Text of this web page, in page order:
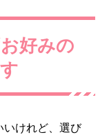
好みの
いけれど、選び